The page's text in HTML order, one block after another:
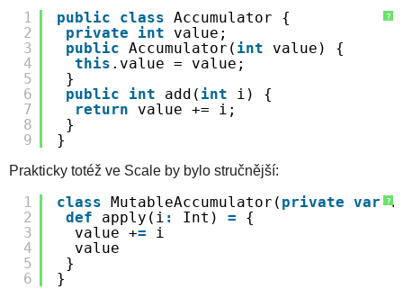
?
1
2
3
4
5
6
7
8
9
public class Accumulator {
private
int
value;
public Accumulator( int
value) {
this .value = value;
}
public
int add( int
i) {
return
value += i;
}
}
Prakticky totéž ve Scale by bylo stručnější:
?
1
2
3
4
5
6
class MutableAccumulator( private var
def
apply(i : Int) =
{
value +=
i
value
}
}